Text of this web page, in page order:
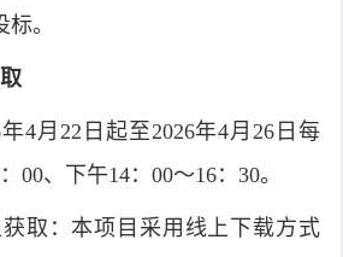
。
4月22日起至2026年4月26日每
00、下午14：00～16：30。
取：本项目采用线上下载方式